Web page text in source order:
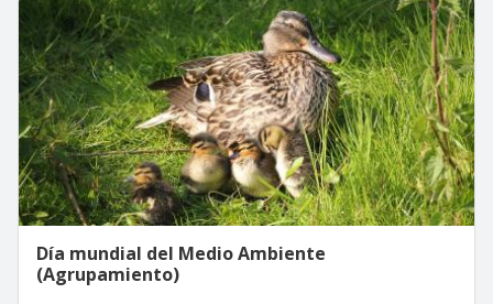
Día mundial del Medio Ambiente
(Agrupamiento)